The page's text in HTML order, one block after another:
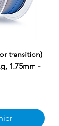
transition)
1.75mm -